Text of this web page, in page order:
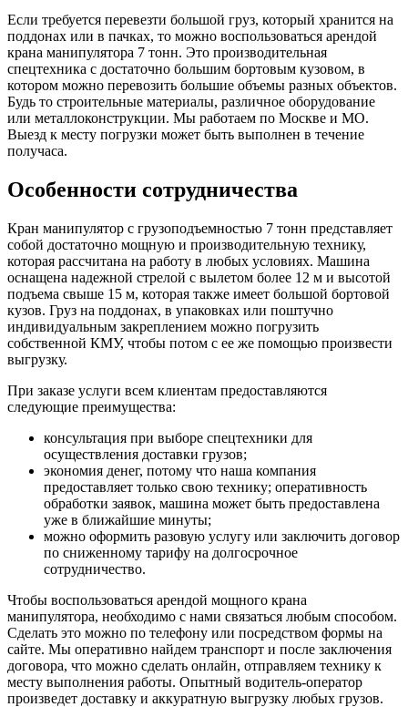
Если требуется перевезти большой груз, который хранится на
поддонах или в пачках, то можно воспользоваться арендой
крана манипулятора 7 тонн. Это производительная
спецтехника с достаточно большим бортовым кузовом, в
котором можно перевозить большие объемы разных объектов.
Будь то строительные материалы, различное оборудование
или металлоконструкции. Мы работаем по Москве и МО.
Выезд к месту погрузки может быть выполнен в течение
получаса.
Особенности сотрудничества
Кран манипулятор с грузоподъемностью 7 тонн представляет
собой достаточно мощную и производительную технику,
которая рассчитана на работу в любых условиях. Машина
оснащена надежной стрелой с вылетом более 12 м и высотой
подъема свыше 15 м, которая также имеет большой бортовой
кузов. Груз на поддонах, в упаковках или поштучно
индивидуальным закреплением можно погрузить
собственной КМУ, чтобы потом с ее же помощью произвести
выгрузку.
При заказе услуги всем клиентам предоставляются
следующие преимущества:
консультация при выборе спецтехники для
осуществления доставки грузов;
экономия денег, потому что наша компания
предоставляет только свою технику; оперативность
обработки заявок, машина может быть предоставлена
уже в ближайшие минуты;
можно оформить разовую услугу или заключить договор
по сниженному тарифу на долгосрочное
сотрудничество.
Чтобы воспользоваться арендой мощного крана
манипулятора, необходимо с нами связаться любым способом.
Сделать это можно по телефону или посредством формы на
сайте. Мы оперативно найдем транспорт и после заключения
договора, что можно сделать онлайн, отправляем технику к
месту выполнения работы. Опытный водитель-оператор
произведет доставку и аккуратную выгрузку любых грузов.